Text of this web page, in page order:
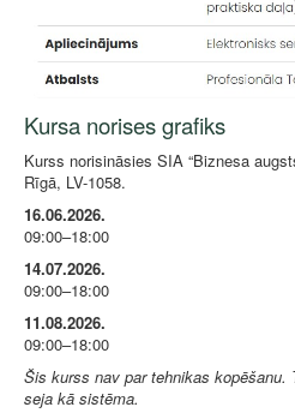
Kursa norises grafiks
Kurss norisināsies SIA “Biznesa
Rīgā, LV-1058.
16.06.2026.
09:00–18:00
14.07.2026.
09:00–18:00
11.08.2026.
09:00–18:00
Šis kurss nav par tehnikas kopēšanu.
seja kā sistēma.